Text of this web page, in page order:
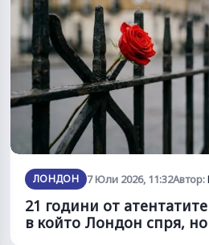
ЛОНДОН 7 Юли 2026, 11:32Автор:
21 години от
в който Лондон спря,